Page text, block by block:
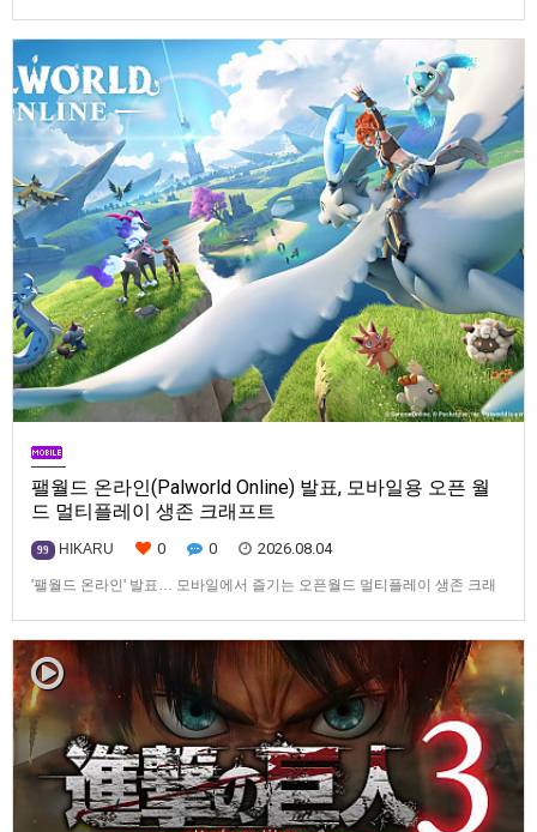
팰월드 온라인(Palworld Online) 발표, 모바일용 오픈 월
드 멀티플레이 생존 크래프트
99 HIKARU 0 0 2026.08.04
'팰월드 온라인' 발표… 모바일에서 즐기는 오픈월드 멀티플레이 생존 크래
인Pocketpair의 정식 라이선스를 받아, 글로벌 히트작 '팰월드(Palworld)'를
기반으로 한…